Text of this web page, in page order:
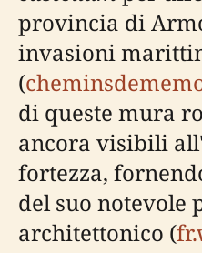
provincia di
invasioni
(
di queste mura
ancora visibili
fortezza,
del suo notevole
architettonico (